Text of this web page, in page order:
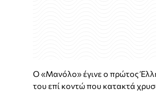
Ο «Μανόλο» έγινε ο πρώτος
του επί κοντώ που κατακτά